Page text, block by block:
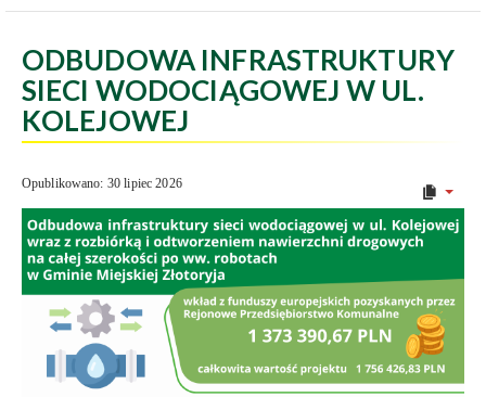
ODBUDOWA INFRASTRUKTURY
SIECI WODOCIĄGOWEJ W UL.
KOLEJOWEJ
Opublikowano: 30 lipiec 2026